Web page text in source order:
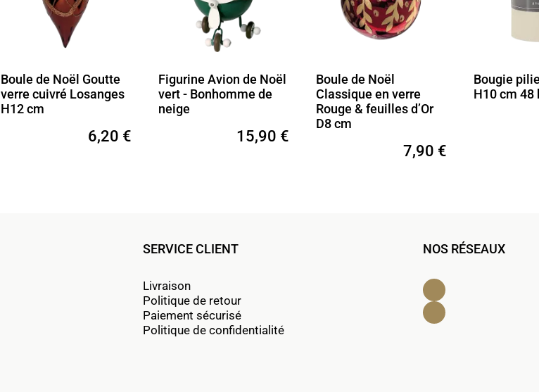
Boule de Noël Goutte
verre cuivré Losanges
H12 cm
6,20 €
Figurine Avion de Noël
vert - Bonhomme de
neige
15,90 €
Boule de Noël
Classique en verre
Rouge & feuilles d’Or
D8 cm
7,90 €
Bougie
H10 cm 48
SERVICE CLIENT
Livraison
Politique de retour
Paiement sécurisé
Politique de confidentialité
NOS RÉSEAUX